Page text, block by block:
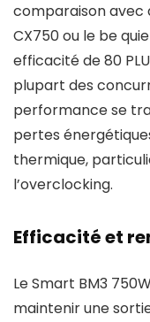
comparaison avec
CX750 ou le be
efficacité de 80
plupart des
performance se
pertes
thermique,
l’overclocking.
Efficacité et
Le Smart BM3
maintenir une